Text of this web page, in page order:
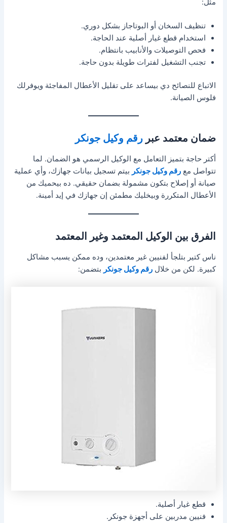
مثل:
تنظيف السخان أو البوتاجاز بشكل دوري.
استخدام قطع غيار أصلية عند الحاجة.
فحص التوصيلات والأنابيب بانتظام.
تجنب التشغيل لفترات طويلة بدون حاجة.
الاتباع للنصائح دي بيساعد على تقليل الأعطال المفاجئة ويوفرلك
فلوس الصيانة.
ضمان معتمد عبررقم وكيل جونكر
أكتر حاجة بتميز التعامل مع الوكيل الرسمي هو الضمان. لما
تتواصل معرقم وكيل جونكر بيتم تسجيل بيانات جهازك، وأي عملية
صيانة أو إصلاح بتكون مشمولة بضمان حقيقي. ده بيحميك من
الأعطال المتكررة وبيخليك مطمئن إن جهازك في إيد أمينة.
الفرق بين الوكيل المعتمد وغير المعتمد
ناس كتير بتلجأ لفنيين غير معتمدين، وده ممكن يسبب مشاكل
كبيرة. لكن من خلالرقم وكيل جونكر بتضمن:
قطع غيار أصلية.
فنيين مدربين على أجهزة جونكر.